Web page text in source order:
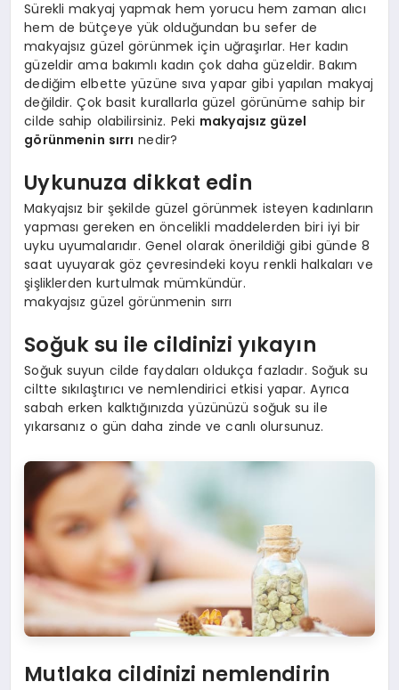
Sürekli makyaj yapmak hem yorucu hem zaman alıcı
hem de bütçeye yük olduğundan bu sefer de
makyajsız güzel görünmek için uğraşırlar. Her kadın
güzeldir ama bakımlı kadın çok daha güzeldir. Bakım
dediğim elbette yüzüne sıva yapar gibi yapılan makyaj
değildir. Çok basit kurallarla güzel görünüme sahip bir
cilde sahip olabilirsiniz. Peki makyajsız güzel
görünmenin sırrı nedir?
Uykunuza dikkat edin
Makyajsız bir şekilde güzel görünmek isteyen kadınların
yapması gereken en öncelikli maddelerden biri iyi bir
uyku uyumalarıdır. Genel olarak önerildiği gibi günde 8
saat uyuyarak göz çevresindeki koyu renkli halkaları ve
şişliklerden kurtulmak mümkündür.
makyajsız güzel görünmenin sırrı
Soğuk su ile cildinizi yıkayın
Soğuk suyun cilde faydaları oldukça fazladır. Soğuk su
ciltte sıkılaştırıcı ve nemlendirici etkisi yapar. Ayrıca
sabah erken kalktığınızda yüzünüzü soğuk su ile
yıkarsanız o gün daha zinde ve canlı olursunuz.
Mutlaka cildinizi nemlendirin